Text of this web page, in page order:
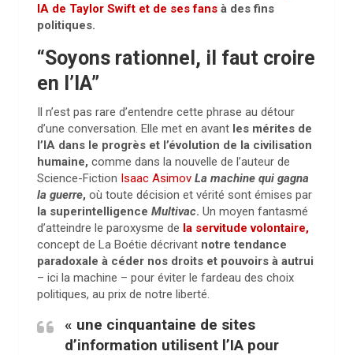
IA de Taylor Swift et de ses fans à des fins
politiques.
“Soyons rationnel, il faut croire
en l’IA”
Il n’est pas rare d’entendre cette phrase au détour
d’une conversation. Elle met en avant les mérites de
l’IA dans le progrès et l’évolution de la civilisation
humaine, comme dans la nouvelle de l’auteur de
Science-Fiction Isaac Asimov La machine qui gagna
la guerre, où toute décision et vérité sont émises par
la superintelligence Multivac. Un moyen fantasmé
d’atteindre le paroxysme de la servitude volontaire,
concept de La Boétie décrivant notre tendance
paradoxale à céder nos droits et pouvoirs à autrui
– ici la machine – pour éviter le fardeau des choix
politiques, au prix de notre liberté.
« une cinquantaine de sites
d’information utilisent l’IA pour